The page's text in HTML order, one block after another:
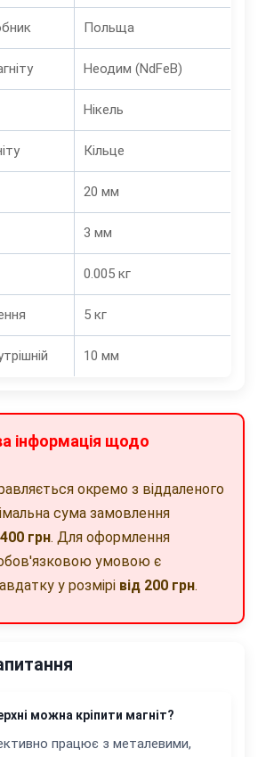
Польща
Неодим (NdFeB)
Нікель
Кільце
20 мм
3 мм
0.005 кг
5 кг
10 мм
інформація щодо
окремо з віддаленого
сума замовлення
400 грн. Для оформлення
умовою є
у розмірі від 200 грн.
можна кріпити магніт?
працює з металевими,